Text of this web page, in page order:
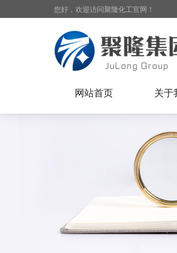
您好，欢迎访问聚隆化工官网！
网站首页 关于